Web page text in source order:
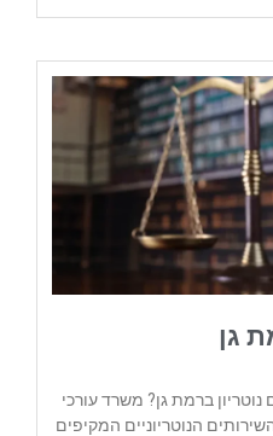
גן
ברמת גן? משרד עורכי
הנוטריוניים המקיפים